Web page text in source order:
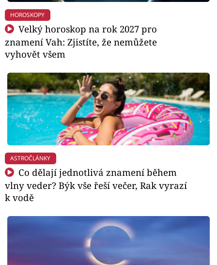
HOROSKOPY
Velký horoskop na rok 2027 pro
znamení Vah: Zjistíte, že nemůžete
vyhovět všem
ASTROČLÁNKY
Co dělají jednotlivá znamení během
vlny veder? Býk vše řeší večer, Rak vyrazí
k vodě